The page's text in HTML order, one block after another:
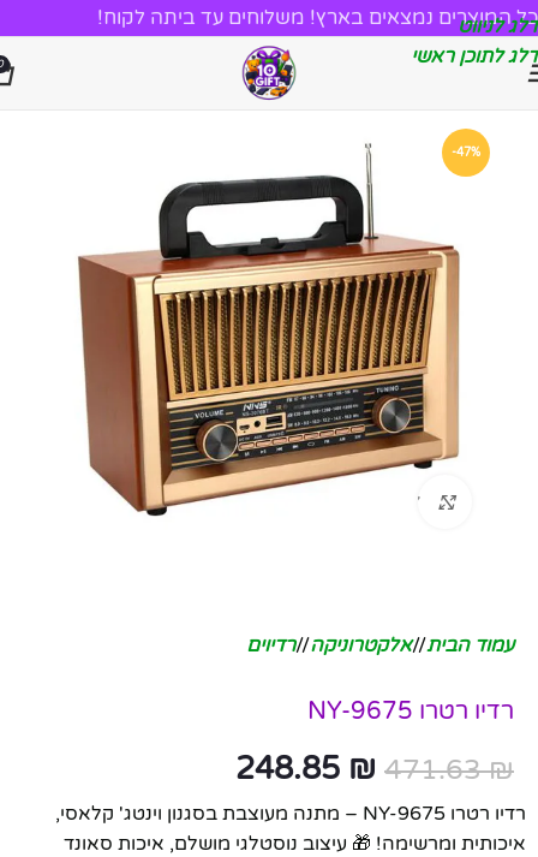
דלג לניווט
דלג לתוכן ראשי
כל המוצרים נמצאים בארץ! משלוחים עד ביתה לקוח!
-47%
לחץ להגדלה
עמוד הבית/ אלקטרוניקה/ רדיוים
רדיו רטרו NY-9675
471.63₪
248.85 ₪
רדיו רטרו NY-9675 – מתנה מעוצבת בסגנון וינטג' קלאסי,
איכותית ומרשימה! 🎁 עיצוב נוסטלגי מושלם, איכות סאונד